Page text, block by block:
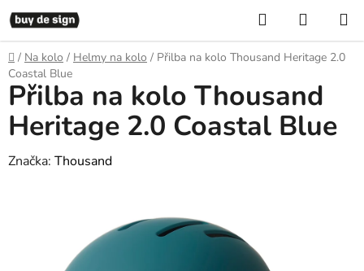
Přejít
na
obsah
Hledat
KOŠÍK
Domů
/ Na kolo / Helmy na kolo / Přilba na kolo Thousand Heritage 2.0
Coastal Blue
Přilba na kolo Thousand
Heritage 2.0 Coastal Blue
Značka: Thousand